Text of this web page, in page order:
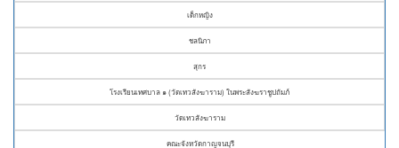
เด็กหญิง
ชลนิภา
สุกร
โรงเรียนเทศบาล ๑ (วัดเทวสังฆาราม) ในพระสังฆราชูปถัมภ์
วัดเทวสังฆาราม
คณะจังหวัดกาญจนบุรี